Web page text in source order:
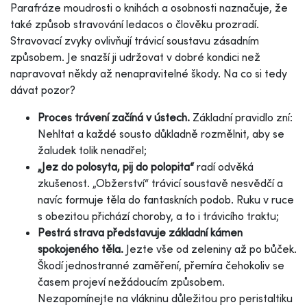
Parafráze moudrosti o knihách a osobnosti naznačuje, že
také způsob stravování ledacos o člověku prozradí.
Stravovací zvyky ovlivňují trávicí soustavu zásadním
způsobem. Je snazší ji udržovat v dobré kondici než
napravovat někdy až nenapravitelné škody. Na co si tedy
dávat pozor?
Proces trávení začíná v ústech. Základní pravidlo zní:
Nehltat a každé sousto důkladně rozmělnit, aby se
žaludek tolik nenadřel;
„Jez do polosyta, pij do polopita“radí odvěká
zkušenost. „Obžerství“ trávicí soustavě nesvědčí a
navíc formuje těla do fantaskních podob. Ruku v ruce
s obezitou přichází choroby, a to i trávicího traktu;
Pestrá strava představuje základní kámen
spokojeného těla. Jezte vše od zeleniny až po bůček.
Škodí jednostranné zaměření, přemíra čehokoliv se
časem projeví nežádoucím způsobem.
Nezapomínejte na vlákninu důležitou pro peristaltiku